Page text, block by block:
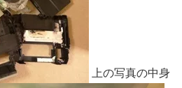
上の写真の中身